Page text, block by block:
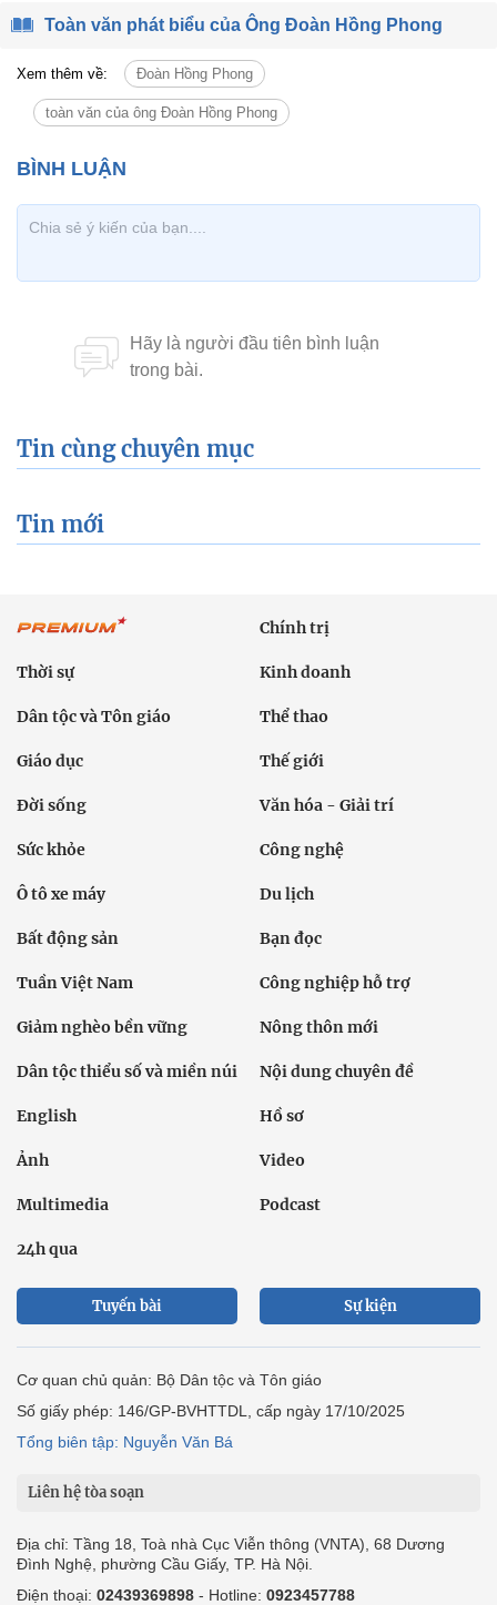
thành công tốt đẹp.
Xin trân trọng cảm ơn Đại hội!
Theo Báo Nam Định
toàn văn của ông Đoàn Hồng Phong
Tin cùng chuyên mục
Tin mới
Chính trị
Thời sự Kinh doanh
Dân tộc và Tôn giáo Thể thao
Giáo dục Thế giới
Đời sống Văn hóa - Giải trí
Sức khỏe Công nghệ
Ô tô xe máy Du lịch
Bất động sản Bạn đọc
Tuần Việt Nam Công nghiệp hỗ trợ
Giảm nghèo bền vững
Dân tộc thiểu số và miền núi Nội dung chuyên đề
English Hồ sơ
Ảnh Video
Multimedia
Tuyến bài Sự kiện